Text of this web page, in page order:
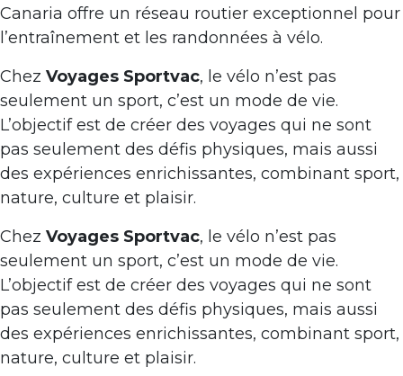
Canaria offre un réseau routier exceptionnel pour
l’entraînement et les randonnées à vélo.
Chez Voyages Sportvac, le vélo n’est pas
seulement un sport, c’est un mode de vie.
L’objectif est de créer des voyages qui ne sont
pas seulement des défis physiques, mais aussi
des expériences enrichissantes, combinant sport,
nature, culture et plaisir.
Chez Voyages Sportvac, le vélo n’est pas
seulement un sport, c’est un mode de vie.
L’objectif est de créer des voyages qui ne sont
pas seulement des défis physiques, mais aussi
des expériences enrichissantes, combinant sport,
nature, culture et plaisir.